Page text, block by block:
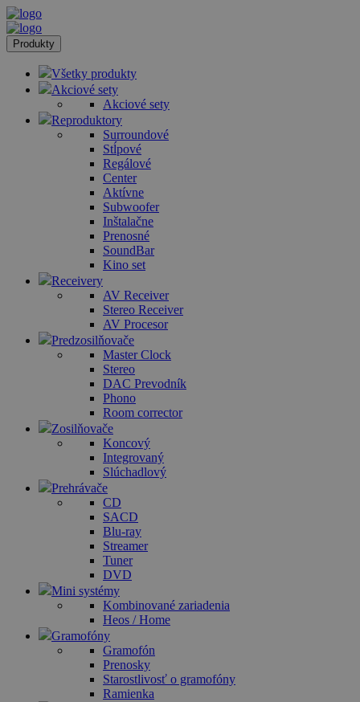
Produkty
Všetky produkty
Akciové sety
Akciové sety
Reproduktory
Surroundové
Stĺpové
Regálové
Center
Aktívne
Subwoofer
Inštalačne
Prenosné
SoundBar
Kino set
Receivery
AV Receiver
Stereo Receiver
AV Procesor
Predzosilňovače
Master Clock
Stereo
DAC Prevodník
Phono
Room corrector
Zosilňovače
Koncový
Integrovaný
Slúchadlový
Prehrávače
CD
SACD
Blu-ray
Streamer
Tuner
DVD
Mini systémy
Kombinované zariadenia
Heos / Home
Gramofóny
Gramofón
Prenosky
Starostlivosť o gramofóny
Ramienka